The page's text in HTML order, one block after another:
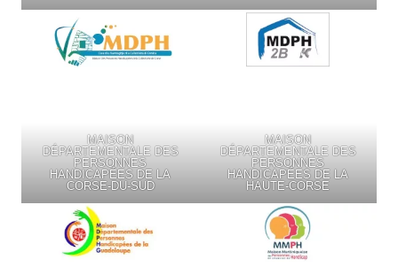
MAISON
DÉPARTEMENTALE DES
PERSONNES
HANDICAPÉES DE LA
CORSE-DU-SUD
MAISON
DÉPARTEMENTALE DES
PERSONNES
HANDICAPÉES DE LA
HAUTE-CORSE